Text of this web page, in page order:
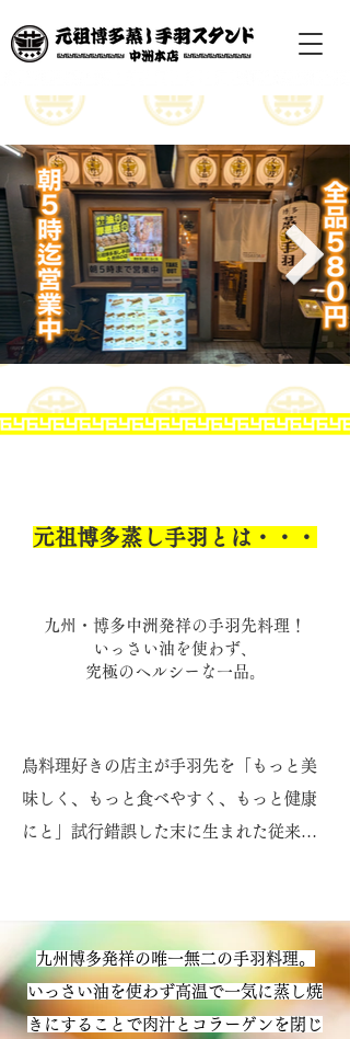
元祖博多蒸し手羽とは・・・
九州・博多中洲発祥の手羽先料理！
いっさい油を使わず、
究極のヘルシーな一品。
鳥料理好きの店主が手羽先を「もっと美
味しく、もっと食べやすく、もっと健康
にと」試行錯誤した末に生まれた従来の
す。
ふんわりじゅわーふんわりじゅわーと優
しい食感に鶏肉の溢れる旨味が繰り返し
舌と口の中いっぱいに！ジューシー！ヘ
九州博多発祥の唯一無二の手羽料理。
いっさい油を使わず高温で一気に蒸し焼
きにすることで肉汁とコラーゲンを閉じ